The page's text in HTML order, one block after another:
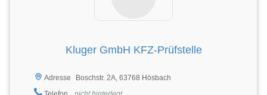
Kluger GmbH KFZ-Prüfstelle
Adresse
Boschstr. 2A, 63768 Hösbach